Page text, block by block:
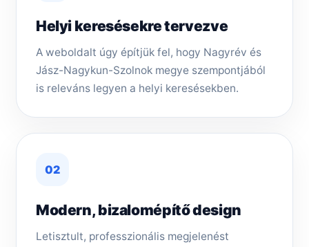
Helyi keresésekre tervezve
A weboldalt úgy építjük fel, hogy Nagyrév és
Jász-Nagykun-Szolnok megye szempontjából
is releváns legyen a helyi keresésekben.
02
Modern, bizalomépítő design
Letisztult, professzionális megjelenést